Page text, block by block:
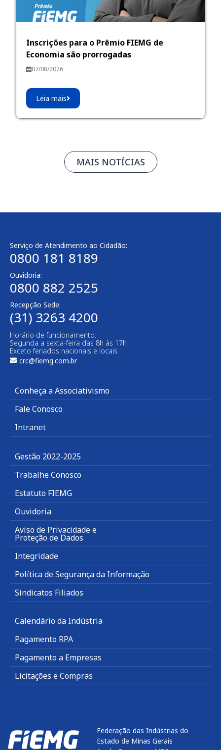
Inscrições para o Prêmio FIEMG de
Economia são prorrogadas
07/08/2026
Leia mais
MAIS NOTÍCIAS
Serviço de Atendimento ao Cidadão:
0800 181 8189
Ouvidoria:
0800 882 2525
Recepção Sede:
(31) 3263 4200
Horário de funcionamento:
Segunda a sexta-feira das 8h às 17h
Exceto feriados nacionais e locais.
crc@fiemg.com.br
Conheça a Associativismo
Fale Conosco
Intranet
Gestão 2022-2025
Trabalhe Conosco
Estatuto FIEMG
Ouvidoria
Aviso de Privacidade e
Proteção de Dados
Integridade
Política de Segurança da Informação
Sindicatos Filiados
Calendário da Indústria
Pagamento RPA
Pagamento a Empresas
Licitações e Compras
Federação das Indústrias do
Estado de Minas Gerais